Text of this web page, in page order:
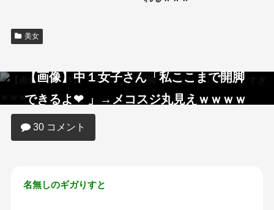
美女
【画像】中１女子さん「私ここまで開脚
できるよ❤ 」→メコスジ丸見えｗｗｗｗ
30 コメント
名無しのギガりすと